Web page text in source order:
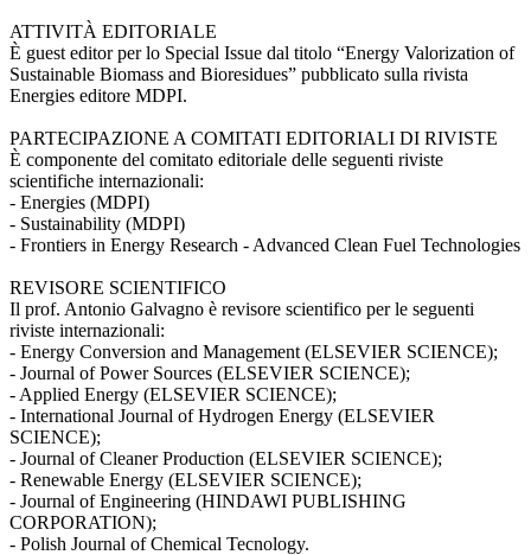
ATTIVITÀ EDITORIALE
È guest editor per lo Special Issue dal titolo “Energy Valorization of
Sustainable Biomass and Bioresidues” pubblicato sulla rivista
Energies editore MDPI.
PARTECIPAZIONE A COMITATI EDITORIALI DI RIVISTE
È componente del comitato editoriale delle seguenti riviste
scientifiche internazionali:
- Energies (MDPI)
- Sustainability (MDPI)
- Frontiers in Energy Research - Advanced Clean Fuel Technologies
REVISORE SCIENTIFICO
Il prof. Antonio Galvagno è revisore scientifico per le seguenti
riviste internazionali:
- Energy Conversion and Management (ELSEVIER SCIENCE);
- Journal of Power Sources (ELSEVIER SCIENCE);
- Applied Energy (ELSEVIER SCIENCE);
- International Journal of Hydrogen Energy (ELSEVIER
SCIENCE);
- Journal of Cleaner Production (ELSEVIER SCIENCE);
- Renewable Energy (ELSEVIER SCIENCE);
- Journal of Engineering (HINDAWI PUBLISHING
CORPORATION);
- Polish Journal of Chemical Tecnology.